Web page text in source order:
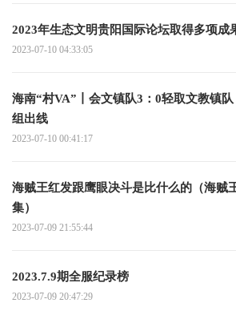
2023年生态文明贵阳国际论坛取得多项成
2023-07-10 04:33:05
海南“村VA”丨会文镇队3：0轻取文教镇
组出线
2023-07-10 00:41:17
海贼王红发跟鹰眼决斗是比什么的（海贼
集）
2023-07-09 21:55:44
2023.7.9期全服纪录榜
2023-07-09 20:47:29